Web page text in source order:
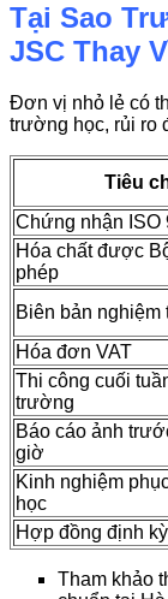
Tại Sao
JSC Thay
Đơn vị nhỏ lẻ có
trường học, rủi ro
Tiêu
Chứng nhận ISO
Hóa chất được
phép
Biên bản nghiệm
Hóa đơn VAT
Thi công cuối
trường
Báo cáo ảnh
giờ
Kinh nghiệm
học
Hợp đồng định
Tham khảo